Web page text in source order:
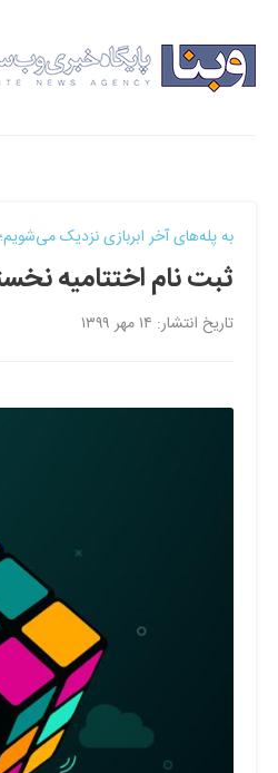
به پله‌های آخر ابربازی نزدیک می‌شویم؛
ثبت نام اختتامیه‌
تاریخ انتشار: ۱۴ مهر ۱۳۹۹